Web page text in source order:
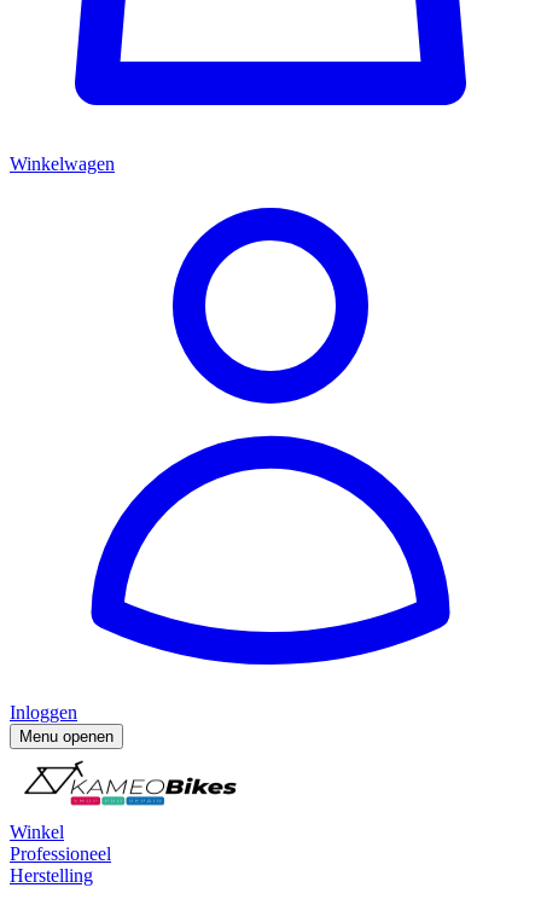
Winkelwagen
Inloggen
Menu openen
Winkel
Professioneel
Herstelling